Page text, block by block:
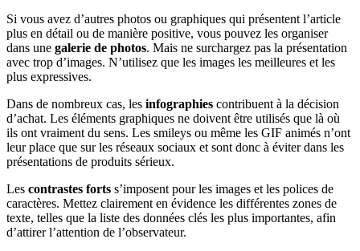
Si vous avez d’autres photos ou graphiques qui présentent l’article
plus en détail ou de manière positive, vous pouvez les organiser
dans une galerie de photos. Mais ne surchargez pas la présentation
avec trop d’images. N’utilisez que les images les meilleures et les
plus expressives.
Dans de nombreux cas, les infographies contribuent à la décision
d’achat. Les éléments graphiques ne doivent être utilisés que là où
ils ont vraiment du sens. Les smileys ou même les GIF animés n’ont
leur place que sur les réseaux sociaux et sont donc à éviter dans les
présentations de produits sérieux.
Les contrastes forts s’imposent pour les images et les polices de
caractères. Mettez clairement en évidence les différentes zones de
texte, telles que la liste des données clés les plus importantes, afin
d’attirer l’attention de l’observateur.